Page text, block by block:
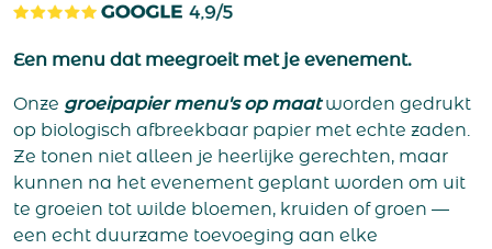
Een menu dat meegroeit met je evenement.
Onze groeipapier menu's op maatworden gedrukt
op biologisch afbreekbaar papier met echte zaden.
Ze tonen niet alleen je heerlijke gerechten, maar
kunnen na het evenement geplant worden om uit
te groeien tot wilde bloemen, kruiden of groen —
een echt duurzame toevoeging aan elke